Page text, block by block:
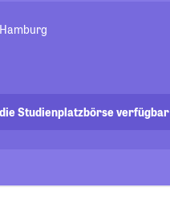
Studienplatzbörse verfügbar